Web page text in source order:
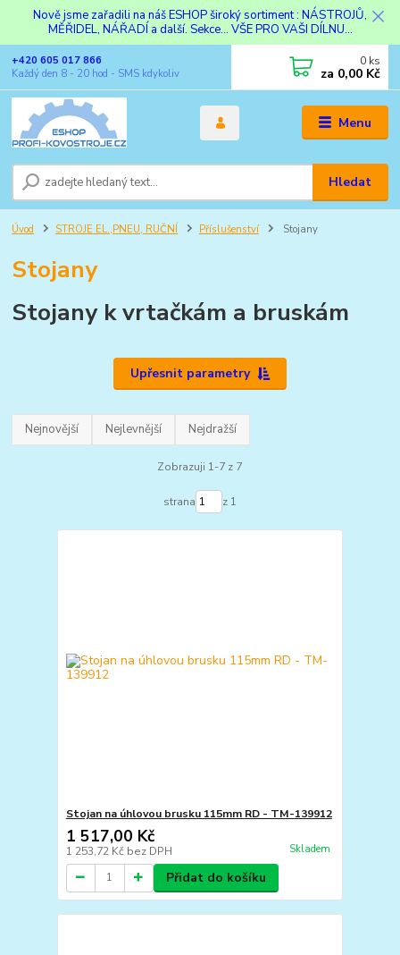
Nově jsme zařadili na náš ESHOP široký sortiment : NÁSTROJŮ,
MĚŘIDEL, NÁŘADÍ a další. Sekce... VŠE PRO VAŠI DÍLNU...
Menu
Hledat
+420 605 017 866
Každý den 8 - 20 hod - SMS kdykoliv
0 ks
za 0,00 Kč
Úvod STROJE EL.,PNEU, RUČNÍ Příslušenství Stojany
Stojany
Stojany k vrtačkám a bruskám
Upřesnit parametry
Nejnovější Nejlevnější Nejdražší
Zobrazuji 1-7 z 7
strana z 1
Stojan na úhlovou brusku 115mm RD - TM-139912
1 517,00 Kč
1 253,72 Kč bez DPH Skladem
Přidat do košíku